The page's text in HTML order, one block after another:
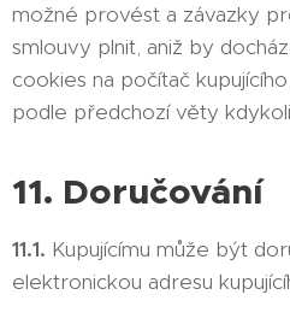
možné provést a závazky
smlouvy plnit, aniž by
cookies na počítač
podle předchozí věty
11. Doručování
11.1. Kupujícímu může být
elektronickou adresu